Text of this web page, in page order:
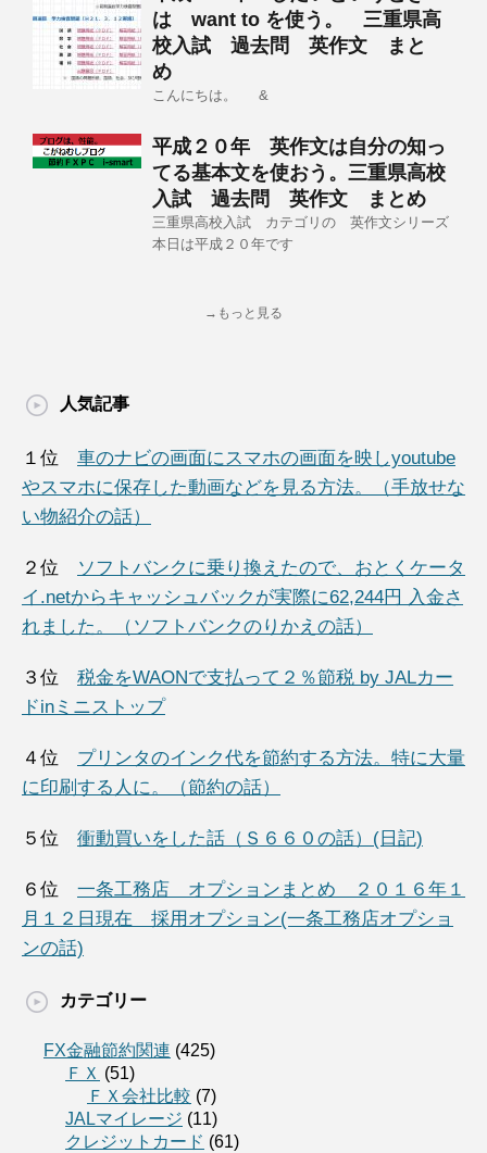
は want to を使う。 三重県高
校入試 過去問 英作文 まと
め
こんにちは。 &
平成２０年 英作文は自分の知っ
てる基本文を使おう。三重県高校
入試 過去問 英作文 まとめ
三重県高校入試 カテゴリの 英作文シリーズ
本日は平成２０年です
→もっと見る
人気記事
１位 車のナビの画面にスマホの画面を映しyoutube
やスマホに保存した動画などを見る方法。（手放せな
い物紹介の話）
２位
ソフトバンクに乗り換えたので、おとくケータ
イ.netからキャッシュバックが実際に62,244円 入金さ
れました。（ソフトバンクのりかえの話）
３位 税金をWAONで支払って２％節税 by JALカー
ドinミニストップ
４位 プリンタのインク代を節約する方法。特に大量
に印刷する人に。（節約の話）
５位 衝動買いをした話（Ｓ６６０の話）(日記)
６位 一条工務店 オプションまとめ ２０１６年１
月１２日現在 採用オプション(一条工務店オプショ
ンの話)
カテゴリー
FX金融節約関連 (425)
ＦＸ (51)
ＦＸ会社比較 (7)
JALマイレージ (11)
クレジットカード (61)